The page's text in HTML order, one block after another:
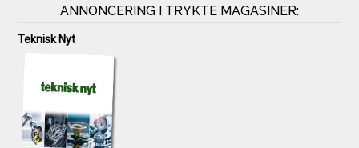
ANNONCERING I TRYKTE MAGASINER:
Teknisk Nyt